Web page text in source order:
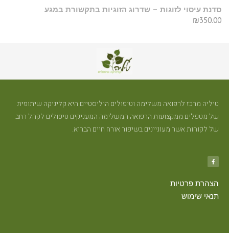
סדנת עיסוי לזוגות – שדרוג הזוגיות בתקשורת במגע
₪350.00
טיליה מרכז לרפואה משלימה וטיפולים הוליסטיים היא קליניקה שיתופית
של מטפלים ממקצועות הרפואה המשלימה המעניקים טיפולים לקהל רחב
של לקוחות אשר מעוניינים בשיפור אורח חיים הבריא.
הצהרת פרטיות
תנאי שימוש